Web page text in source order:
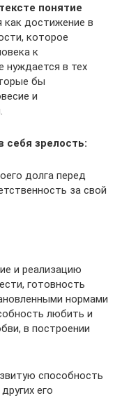
понятие
как достижение в
которое
к
нуждается в тех
бы
и
себя зрелость:
долга перед
за свой
и реализацию
готовность
нормами
любить и
в построении
способность
его